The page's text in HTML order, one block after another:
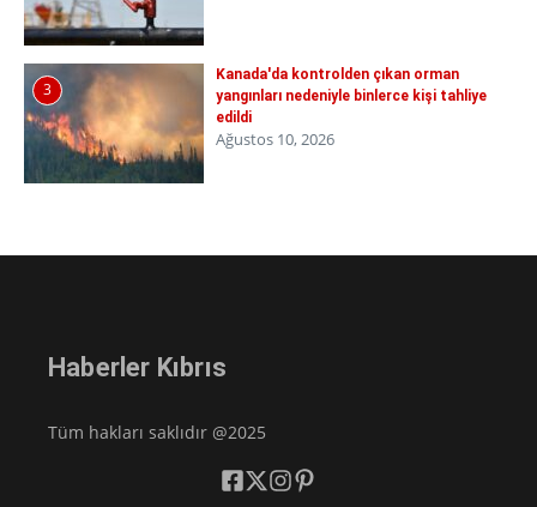
3
Kanada'da kontrolden çıkan orman
yangınları nedeniyle binlerce kişi tahliye
edildi
Ağustos 10, 2026
Haberler Kıbrıs
Tüm hakları saklıdır @2025